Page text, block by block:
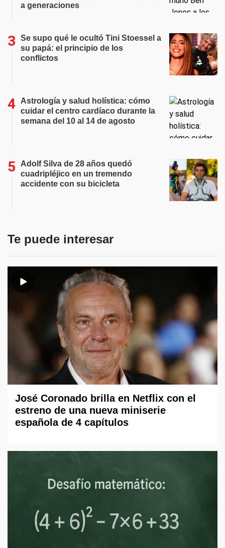
a generaciones
Se supo qué le ocultó Tini Stoessel a
su papá: el principio de los
conflictos
Astrología y salud holística: cómo
cuidar el centro cardíaco durante la
semana del 10 al 14 de agosto
Adolf Silva de 28 años quedó
cuadripléjico en un tremendo
accidente con su bicicleta
Te puede interesar
José Coronado brilla en Netflix con el
estreno de una nueva miniserie
española de 4 capítulos